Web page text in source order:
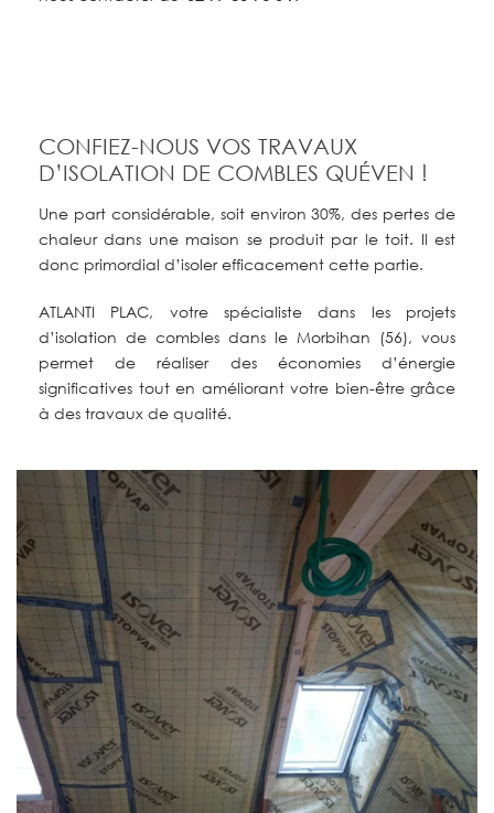
CONFIEZ-NOUS VOS TRAVAUX
D’ISOLATION DE COMBLES QUÉVEN !
Une part considérable, soit environ 30%, des pertes de
chaleur dans une maison se produit par le toit. Il est
donc primordial d’isoler efficacement cette partie.
ATLANTI PLAC, votre spécialiste dans les projets
d’isolation de combles dans le Morbihan (56), vous
permet de réaliser des économies d’énergie
significatives tout en améliorant votre bien-être grâce
à des travaux de qualité.